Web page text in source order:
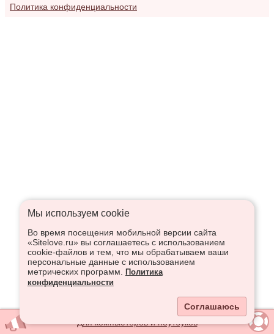
Политика конфиденциальности
Мы используем сookie
Во время посещения мобильной версии сайта
«Sitelove.ru» вы соглашаетесь с использованием
cookie-файлов и тем, что мы обрабатываем ваши
персональные данные с использованием
метрических программ.
Политика
конфиденциальности
Соглашаюсь
Для компьютеров и ноутбуков